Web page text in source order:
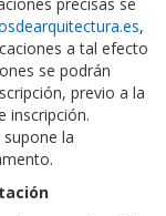
,
a tal efecto
se podrán
previo a la
inscripción.
la